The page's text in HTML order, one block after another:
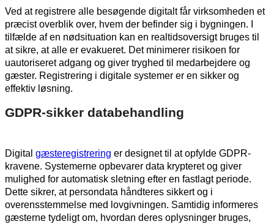
Ved at registrere alle besøgende digitalt får virksomheden et
præcist overblik over, hvem der befinder sig i bygningen. I
tilfælde af en nødsituation kan en realtidsoversigt bruges til
at sikre, at alle er evakueret. Det minimerer risikoen for
uautoriseret adgang og giver tryghed til medarbejdere og
gæster. Registrering i digitale systemer er en sikker og
effektiv løsning.
GDPR-sikker databehandling
Digital gæsteregistrering er designet til at opfylde GDPR-
kravene. Systemerne opbevarer data krypteret og giver
mulighed for automatisk sletning efter en fastlagt periode.
Dette sikrer, at persondata håndteres sikkert og i
overensstemmelse med lovgivningen. Samtidig informeres
gæsterne tydeligt om, hvordan deres oplysninger bruges,